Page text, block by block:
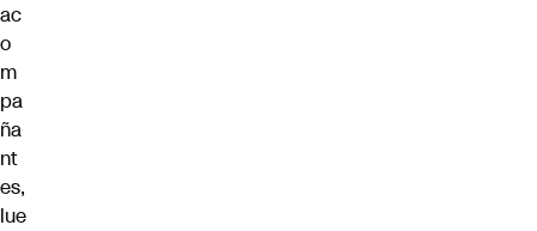
ac
o
m
pa
ña
nt
es,
lue